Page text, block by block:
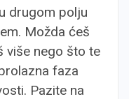
drugom polju
Možda ćeš
više nego što te
faza
Pazite na